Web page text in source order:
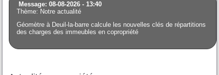
Message: 08-08-2026 - 13:40
Thème: Notre actualité
Géomètre à Deuil-la-barre calcule les nouvelles clés de répartitions
des charges des immeubles en copropriété